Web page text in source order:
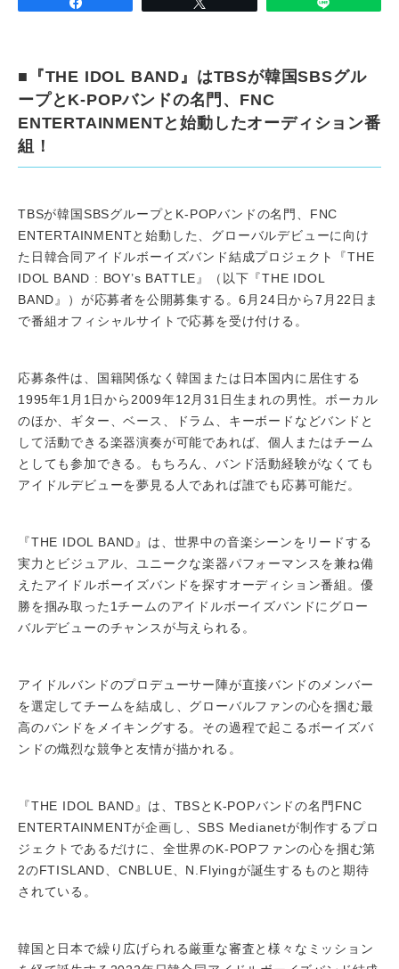
■『THE IDOL BAND』はTBSが韓国SBSグル
ープとK-POPバンドの名門、FNC
ENTERTAINMENTと始動したオーディション番
組！
TBSが韓国SBSグループとK-POPバンドの名門、FNC
ENTERTAINMENTと始動した、グローバルデビューに向け
た日韓合同アイドルボーイズバンド結成プロジェクト『THE
IDOL BAND : BOY’s BATTLE』（以下『THE IDOL
BAND』）が応募者を公開募集する。6月24日から7月22日ま
で番組オフィシャルサイトで応募を受け付ける。
応募条件は、国籍関係なく韓国または日本国内に居住する
1995年1月1日から2009年12月31日生まれの男性。ボーカル
のほか、ギター、ベース、ドラム、キーボードなどバンドと
して活動できる楽器演奏が可能であれば、個人またはチーム
としても参加できる。もちろん、バンド活動経験がなくても
アイドルデビューを夢見る人であれば誰でも応募可能だ。
『THE IDOL BAND』は、世界中の音楽シーンをリードする
実力とビジュアル、ユニークな楽器パフォーマンスを兼ね備
えたアイドルボーイズバンドを探すオーディション番組。優
勝を掴み取った1チームのアイドルボーイズバンドにグロー
バルデビューのチャンスが与えられる。
アイドルバンドのプロデューサー陣が直接バンドのメンバー
を選定してチームを結成し、グローバルファンの心を掴む最
高のバンドをメイキングする。その過程で起こるボーイズバ
ンドの熾烈な競争と友情が描かれる。
『THE IDOL BAND』は、TBSとK-POPバンドの名門FNC
ENTERTAINMENTが企画し、SBS Medianetが制作するプロ
ジェクトであるだけに、全世界のK-POPファンの心を掴む第
2のFTISLAND、CNBLUE、N.Flyingが誕生するものと期待
されている。
韓国と日本で繰り広げられる厳重な審査と様々なミッション